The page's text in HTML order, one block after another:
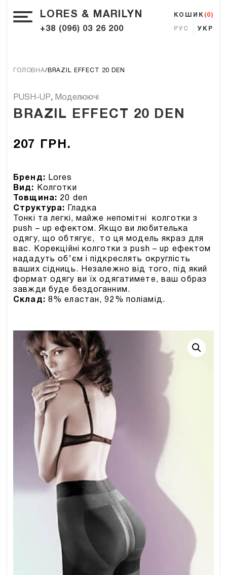
LORES & MARILYN
+38 (096) 03 26 200 РУС УКР
КОШИК (0)
ГОЛОВНА BRAZIL EFFECT 20 DEN
PUSH-UP, Моделюючі
BRAZIL EFFECT 20 DEN
207 ГРН.
Бренд: Lores
Вид:
Колготки
Товщина: 20 den
Структура: Гладка
Тонкі та легкі, майже непомітні колготки з
push – up ефектом. Якщо ви любителька
одягу, що обтягує, то ця модель якраз для
вас. Корекційні колготки з push – up ефектом
нададуть об’єм і підкреслять округлість
ваших сідниць. Незалежно від того, під який
формат одягу ви їх одягатимете, ваш образ
завжди буде бездоганним.
Склад: 8% еластан, 92% поліамід.